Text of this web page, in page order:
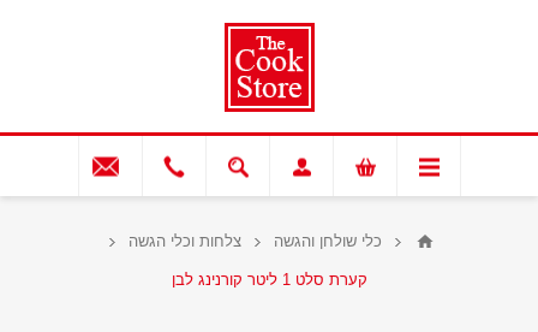
כלי שולחן והגשה צלחות וכלי הגשה
קערת סלט 1 ליטר קורנינג לבן